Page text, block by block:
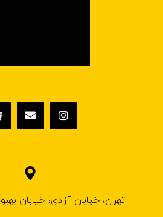
تهران، خیابان آزادی، خیابان